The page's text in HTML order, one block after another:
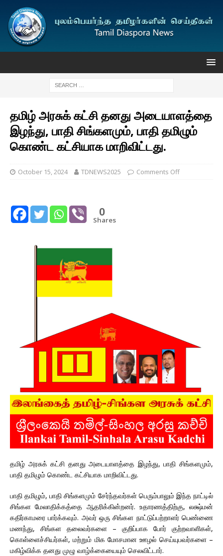
தமிழ் அரசுக் கட்சி தனது அடையாளத்தை
இழந்து, பாதி சிங்களமும், பாதி தமிழும்
கொண்ட கட்சியாக மாறிவிட்டது.
October 15, 2024 TDNEWS2025 Comments Off
0
Shares
தமிழ் அரசுக் கட்சி தனது அடையாளத்தை இழந்து, பாதி சிங்களமும்,
பாதி தமிழும் கொண்ட கட்சியாக மாறிவிட்டது.
பாதி தமிழும், பாதி சிங்களமும் சேர்ந்தவர்கள் பெரும்பாலும் இந்த நாட்டில்
சிங்கள மேலாதிக்கத்தை ஆதரிக்கின்றனர். உதாரணத்திற்கு, லக்ஷ்மன்
கதிர்காமரை பார்க்கவும். அவர் ஒரு சிங்கள நாட்டுப்பற்றாளர் பெண்ணை
மணந்து, சிங்கள தலைவர்களை – குறிப்பாக போர் குற்றவாளிகள்,
கொள்ளைச்சியர்கள், மற்றும் மிக மோசமான ஊழல் செய்யுபவர்களை –
மகிழ்விக்க தனது முழு வாழ்க்கையையும் செலவிட்டார்.